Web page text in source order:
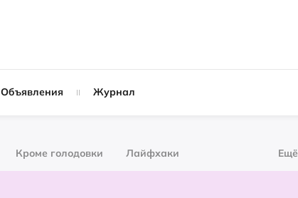
Объявления Журнал
Кроме голодовки Лайфхаки Ещё